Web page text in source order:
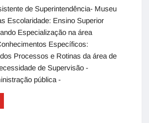
de Superintendência- Museu
Escolaridade: Ensino Superior
Especialização na área
Específicos:
Processos e Rotinas da área de
de Supervisão -
pública -